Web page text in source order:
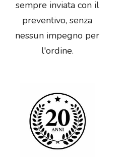
sempre inviata con il
preventivo, senza
nessun impegno per
l'ordine.